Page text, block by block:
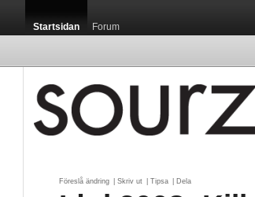
Startsidan Forum
Föreslå ändring Skriv ut Tipsa Dela